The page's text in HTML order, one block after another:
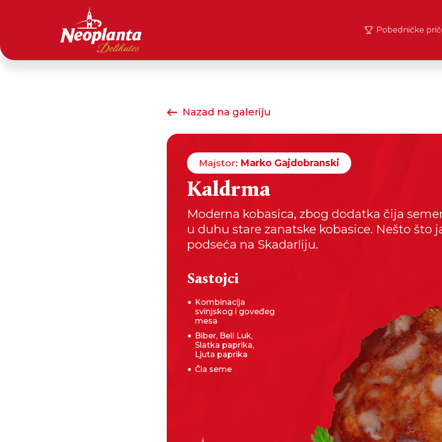
Pobedničke
Nazad na galeriju
Majstor: Marko Gajdobranski
Kaldrma
Moderna kobasica, zbog dodatka čija
u duhu stare zanatske kobasice. Nešto što
podseća na Skadarliju.
Sastojci
Kombinacija
svinjskog i goveđeg
mesa
Biber, Beli Luk,
Slatka paprika,
Ljuta paprika
Čia seme